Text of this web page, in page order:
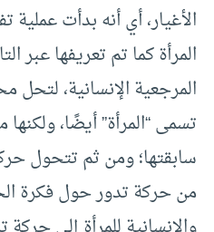
الأغيار، أي أنه بدأت
المرأة كما تم تعريفها عبر
المرجعية الإنسانية، لتحل
تسمى “المرأة” أيضًا،
سابقتها؛ ومن ثم تتحول
من حركة تدور حول فكرة